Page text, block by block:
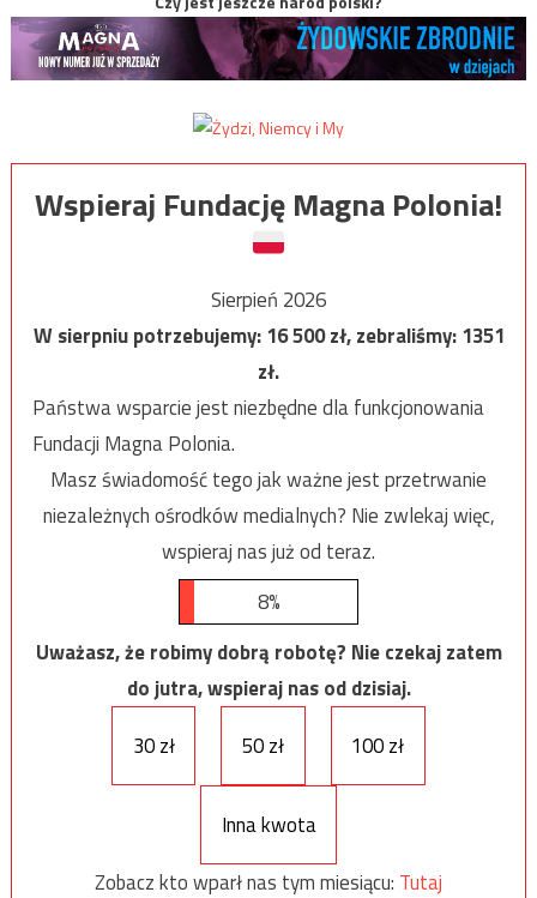
Wspieraj Fundację Magna Polonia!
Sierpień 2026
W sierpniu potrzebujemy:16 500zł, zebraliśmy:1351
zł.
Państwa wsparcie jest niezbędne dla funkcjonowania
Fundacji Magna Polonia.
Masz świadomość tego jak ważne jest przetrwanie
niezależnych ośrodków medialnych? Nie zwlekaj więc,
wspieraj nas już od teraz.
8%
Uważasz, że robimy dobrą robotę? Nie czekaj zatem
do jutra, wspieraj nas od dzisiaj.
30 zł
50 zł 100 zł
Inna kwota
Zobacz kto wparł nas tym miesiącu: Tutaj